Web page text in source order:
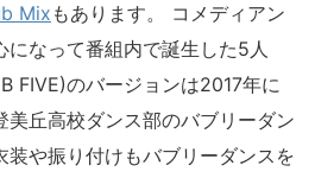
Mix もあります。 コメディアン
になって番組内で誕生した5人
FIVE)のバージョンは2017年に
美丘高校ダンス部のバブリーダン
装や振り付けもバブリーダンスを